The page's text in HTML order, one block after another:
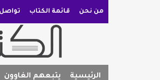
من نحن قائمة الكتاب
الرئيسية يتبعهم الغاوون